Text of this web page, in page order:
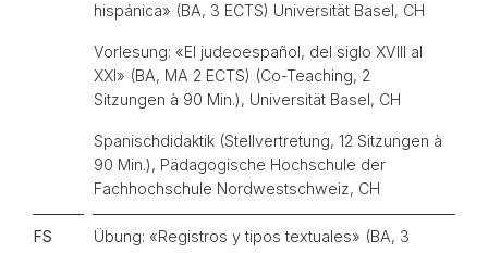
hispánica» (BA, 3 ECTS) Universität Basel, CH
Vorlesung: «El judeoespañol, del siglo XVIII al
XXI» (BA, MA 2 ECTS) (Co-Teaching, 2
Sitzungen à 90 Min.), Universität Basel, CH
Spanischdidaktik (Stellvertretung, 12 Sitzungen à
90 Min.), Pädagogische Hochschule der
Fachhochschule Nordwestschweiz, CH
FS
Übung: «Registros y tipos textuales» (BA, 3